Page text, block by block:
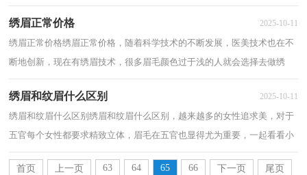
哪个好。接下来就由小编带大家了解下半永...
绣眉正常价格 2025-10-11
绣眉正常价格绣眉正常价格，随着科学技术的不断发展，医美技术也在不
断地创新，现在有绣眉技术，很多眉毛颜色过于浅的人就会选择去做绣
眉，那么在做绣眉以前都会了解价格？下面跟小编一...
绣眉和纹眉什么区别 2025-10-11
绣眉和纹眉什么区别绣眉和纹眉什么区别，越来越多的女性追求美，对于
五官每个女性都要求精致立体，眉毛在五官也显得尤为重要，一起看看小
编收集的关于绣眉和纹眉什么区别的相关内容...
首页
上一页 63 64 65 66 下一页 尾页